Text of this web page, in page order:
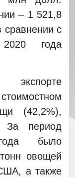
– 1 521,8
с
2020 года
(42,2%),
период
было
овощей
а также